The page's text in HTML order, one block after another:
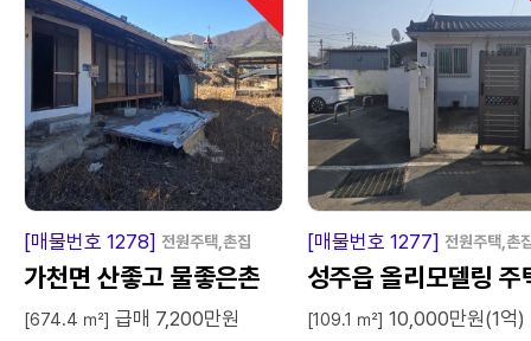
급 매 물
[매물번호 1278] 전원주택,촌집
가천면 산좋고 물좋은촌
집
[674.4 ㎡] 급매 7,200만원
급 매
[매물번호 1277] 전원주택,촌
성주읍 올리모델링 주
매매
[109.1 ㎡] 10,000만원(1억)